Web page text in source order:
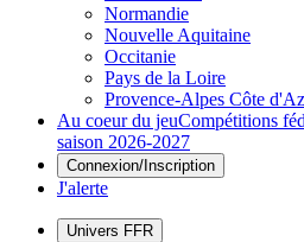
Normandie
Nouvelle Aquitaine
Occitanie
Pays de la Loire
Provence-Alpes Côte
Au coeur du jeuCompétitions
saison 2026-2027
Connexion/Inscription
J'alerte
Univers FFR